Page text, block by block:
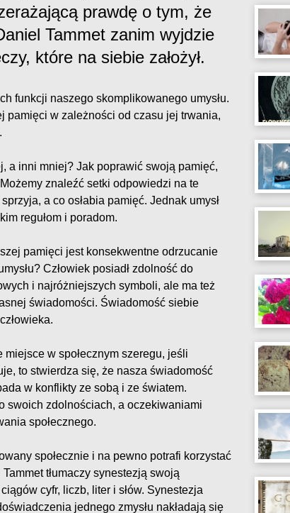
prawdę o tym, że
Tammet zanim wyjdzie
które na siebie założył.
funkcji naszego skomplikowanego umysłu.
pamięci w zależności od czasu jej trwania,
a inni mniej? Jak poprawić swoją pamięć,
znaleźć setki odpowiedzi na te
a co osłabia pamięć. Jednak umysł
regułom i poradom.
pamięci jest konsekwentne odrzucanie
Człowiek posiadł zdolność do
i najróżniejszych symboli, ale ma też
świadomości. Świadomość siebie
w społecznym szeregu, jeśli
to stwierdza się, że nasza świadomość
w konflikty ze sobą i ze światem.
swoich zdolnościach, a oczekiwaniami
społecznego.
społecznie i na pewno potrafi korzystać
tłumaczy synestezją swoją
cyfr, liczb, liter i słów. Synestezja
jednego zmysłu nakładają się